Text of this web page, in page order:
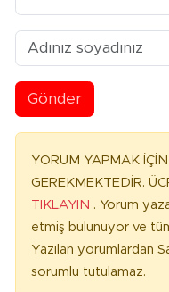
Gönder
YORUM YAPMAK
GEREKMEKTEDİR.
TIKLAYIN . Yorum
etmiş bulunuyor ve
Yazılan yorumlardan
sorumlu tutulamaz.